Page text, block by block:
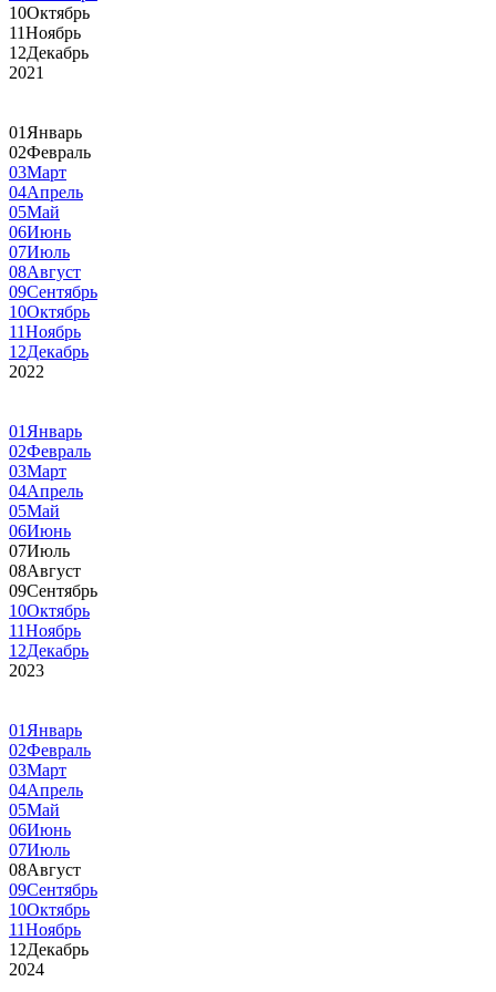
10Октябрь
11Ноябрь
12Декабрь
2021
01 Январь
02Февраль
03Март
04Апрель
05Май
06Июнь
07Июль
08Август
09Сентябрь
10Октябрь
11Ноябрь
12Декабрь
2022
01 Январь
02Февраль
03Март
04Апрель
05Май
06Июнь
07Июль
08Август
09Сентябрь
10Октябрь
11Ноябрь
12Декабрь
2023
01 Январь
02Февраль
03Март
04Апрель
05Май
06Июнь
07Июль
08Август
09Сентябрь
10Октябрь
11Ноябрь
12Декабрь
2024